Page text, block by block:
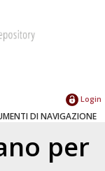
Login
DI NAVIGAZIONE
per